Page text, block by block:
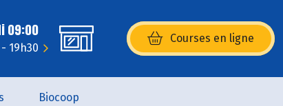
09:00
19h30
Courses en ligne
(s’ouvre dans une nouvelle
Biocoop